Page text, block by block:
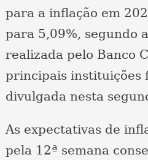
para a inflação em
para 5,09%, segundo
realizada pelo Banco
principais instituições
divulgada nesta
As expectativas de
pela 12ª semana